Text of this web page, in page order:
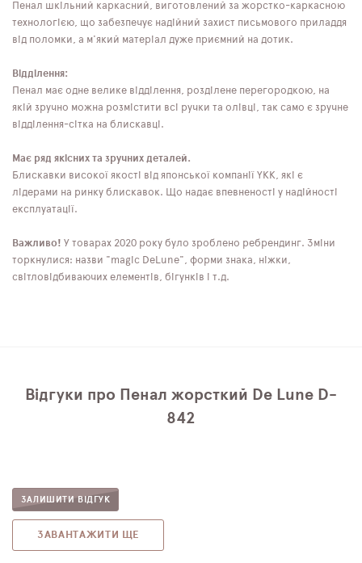
Пенал шкільний каркасний, виготовлений за жорстко-каркасною
технологією, що забезпечує надійний захист письмового приладдя
від поломки, а м'який матеріал дуже приємний на дотик.
Відділення:
Пенал має одне велике відділення, розділене перегородкою, на
якій зручно можна розмістити всі ручки та олівці, так само є зручне
відділення-сітка на блискавці.
Має ряд якісних та зручних деталей.
Блискавки високої якості від японської компанії YKK, які є
лідерами на ринку блискавок. Що надає впевненості у надійності
експлуатації.
Важливо! У товарах 2020 року було зроблено ребрендинг. Зміни
торкнулися: назви "magic DeLune", форми знака, ніжки,
світловідбиваючих елементів, бігунків і т.д.
Відгуки про Пенал жорсткий De Lune D-
842
ЗАЛИШИТИ ВІДГУК
ЗАВАНТАЖИТИ ЩЕ